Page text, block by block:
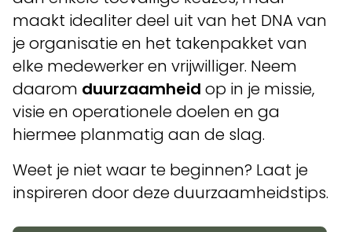
maakt idealiter deel uit van het DNA van
je organisatie en het takenpakket van
elke medewerker en vrijwilliger. Neem
daarom duurzaamheid op in je missie,
visie en operationele doelen en ga
hiermee planmatig aan de slag.
Weet je niet waar te beginnen? Laat je
inspireren door deze duurzaamheidstips.